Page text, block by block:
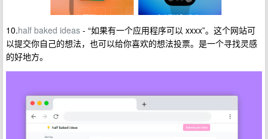
10.half baked ideas - “如果有一个应用程序可以 xxxx”。这个网站可
以提交你自己的想法，也可以给你喜欢的想法投票。是一个寻找灵感
的好地方。